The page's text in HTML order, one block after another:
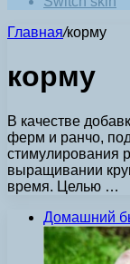
Главная/корму
корму
В качестве
ферм и ранчо,
стимулирования
выращивании
время. Целью …
Домашний